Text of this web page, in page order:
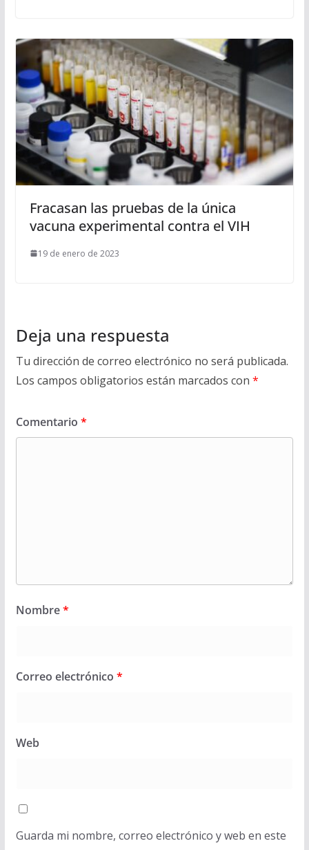
Fracasan las pruebas de la única
vacuna experimental contra el VIH
19 de enero de 2023
Deja una respuesta
Tu dirección de correo electrónico no será publicada.
Los campos obligatorios están marcados con *
Comentario *
Nombre*
Correo electrónico *
Web
Guarda mi nombre, correo electrónico y web en este